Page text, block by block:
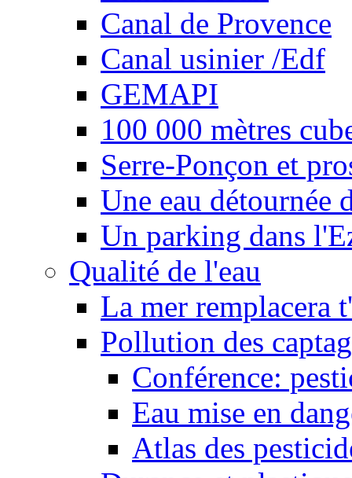
Canal de Provence
Canal usinier /Edf
GEMAPI
100 000 mètres
Serre-Ponçon et
Une eau détournée
Un parking dans
Qualité de l'eau
La mer remplacera
Pollution des
Conférence:
Eau mise en
Atlas des